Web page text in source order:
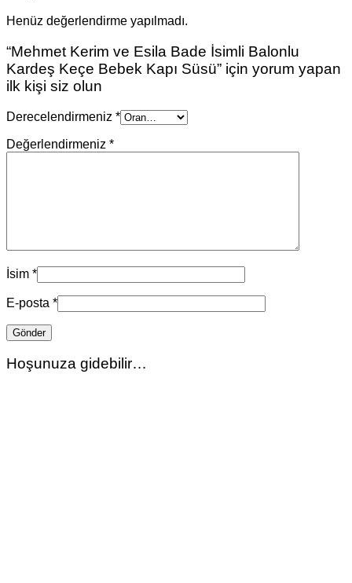
Henüz değerlendirme yapılmadı.
“Mehmet Kerim ve Esila Bade İsimli Balonlu
Kardeş Keçe Bebek Kapı Süsü” için yorum yapan
ilk kişi siz olun
Derecelendirmeniz *
Değerlendirmeniz *
İsim *
E-posta *
Hoşunuza gidebilir…